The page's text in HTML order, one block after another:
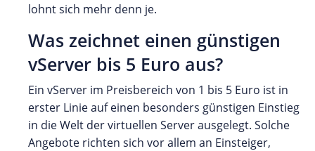
lohnt sich mehr denn je.
Was zeichnet einen günstigen
vServer bis 5 Euro aus?
Ein vServer im Preisbereich von 1 bis 5 Euro ist in
erster Linie auf einen besonders günstigen Einstieg
in die Welt der virtuellen Server ausgelegt. Solche
Angebote richten sich vor allem an Einsteiger,